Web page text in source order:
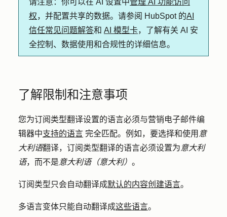
请注意 ：你可以在 AI 设置中管理 AI 功能访问
权，并配置共享的数据。请参阅 HubSpot 的AI
信任常见问题解答和 AI 模型卡，了解有关 AI 安
全控制、数据使用和合规性的详细信息。
了解限制和注意事项
您为订阅类型翻译设置的语言必须与营销电子邮件编
辑器中支持的语言 完全匹配。例如，要选择和使用 意
大利语翻译，订阅类型翻译的语言必须设置为意大利
语，而不是意大利语（意大利） 。
订阅类型只会自动翻译成默认的内容创建语言。
多语言变体只能自动翻译成这些语言。